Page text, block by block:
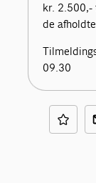
kr.
de
09.30